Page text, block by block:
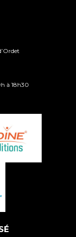
à 18h30